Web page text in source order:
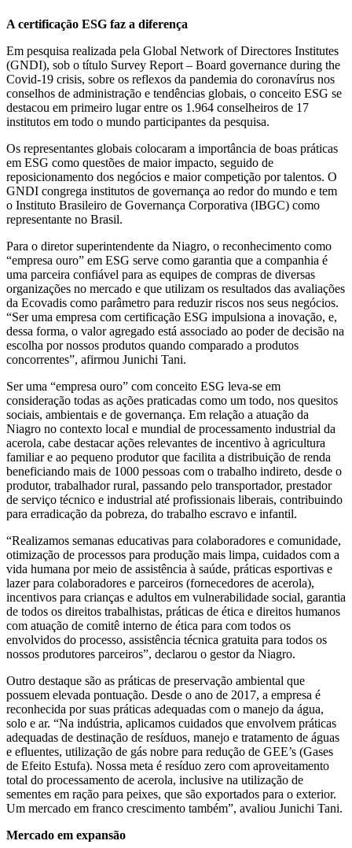
A certificação ESG faz a diferença
Em pesquisa realizada pela Global Network of Directores Institutes
(GNDI), sob o título Survey Report – Board governance during the
Covid-19 crisis, sobre os reflexos da pandemia do coronavírus nos
conselhos de administração e tendências globais, o conceito ESG se
destacou em primeiro lugar entre os 1.964 conselheiros de 17
institutos em todo o mundo participantes da pesquisa.
Os representantes globais colocaram a importância de boas práticas
em ESG como questões de maior impacto, seguido de
reposicionamento dos negócios e maior competição por talentos. O
GNDI congrega institutos de governança ao redor do mundo e tem
o Instituto Brasileiro de Governança Corporativa (IBGC) como
representante no Brasil.
Para o diretor superintendente da Niagro, o reconhecimento como
“empresa ouro” em ESG serve como garantia que a companhia é
uma parceira confiável para as equipes de compras de diversas
organizações no mercado e que utilizam os resultados das avaliações
da Ecovadis como parâmetro para reduzir riscos nos seus negócios.
“Ser uma empresa com certificação ESG impulsiona a inovação, e,
dessa forma, o valor agregado está associado ao poder de decisão na
escolha por nossos produtos quando comparado a produtos
concorrentes”, afirmou Junichi Tani.
Ser uma “empresa ouro” com conceito ESG leva-se em
consideração todas as ações praticadas como um todo, nos quesitos
sociais, ambientais e de governança. Em relação a atuação da
Niagro no contexto local e mundial de processamento industrial da
acerola, cabe destacar ações relevantes de incentivo à agricultura
familiar e ao pequeno produtor que facilita a distribuição de renda
beneficiando mais de 1000 pessoas com o trabalho indireto, desde o
produtor, trabalhador rural, passando pelo transportador, prestador
de serviço técnico e industrial até profissionais liberais, contribuindo
para erradicação da pobreza, do trabalho escravo e infantil.
“Realizamos semanas educativas para colaboradores e comunidade,
otimização de processos para produção mais limpa, cuidados com a
vida humana por meio de assistência à saúde, práticas esportivas e
lazer para colaboradores e parceiros (fornecedores de acerola),
incentivos para crianças e adultos em vulnerabilidade social, garantia
de todos os direitos trabalhistas, práticas de ética e direitos humanos
com atuação de comitê interno de ética para com todos os
envolvidos do processo, assistência técnica gratuita para todos os
nossos produtores parceiros”, declarou o gestor da Niagro.
Outro destaque são as práticas de preservação ambiental que
possuem elevada pontuação. Desde o ano de 2017, a empresa é
reconhecida por suas práticas adequadas com o manejo da água,
solo e ar. “Na indústria, aplicamos cuidados que envolvem práticas
adequadas de destinação de resíduos, manejo e tratamento de águas
e efluentes, utilização de gás nobre para redução de GEE’s (Gases
de Efeito Estufa). Nossa meta é resíduo zero com aproveitamento
total do processamento de acerola, inclusive na utilização de
sementes em ração para peixes, que são exportados para o exterior.
Um mercado em franco crescimento também”, avaliou Junichi Tani.
Mercado em expansão